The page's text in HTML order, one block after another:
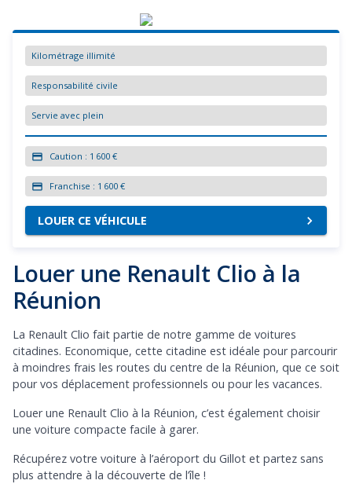
Kilométrage illimité
Responsabilité civile
Servie avec plein
Caution : 1 600 €
Franchise : 1 600 €
LOUER CE VÉHICULE
Louer une Renault Clio à la
Réunion
La Renault Clio fait partie de notre gamme de voitures
citadines. Economique, cette citadine est idéale pour parcourir
à moindres frais les routes du centre de la Réunion, que ce soit
pour vos déplacement professionnels ou pour les vacances.
Louer une Renault Clio à la Réunion, c’est également choisir
une voiture compacte facile à garer.
Récupérez votre voiture à l’aéroport du Gillot et partez sans
plus attendre à la découverte de l’île !